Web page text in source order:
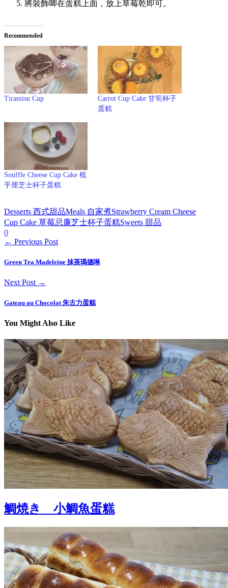
將裝飾唧在蛋糕上面，放上草莓乾即可。
Recommended
Tiramisu Cup
Carrot Cup Cake 甘筍杯子
蛋糕
Souffle Cheese Cup Cake 梳
乎厘芝士杯子蛋糕
Desserts 西式甜品Meals 自家煮Strawberry Cream Cheese
Cup Cake 草莓忌廉芝士杯子蛋糕Sweets 甜品
0
← Previous Post
Green Tea Madeleine 抹茶瑪德琳
Next Post →
Gateau au Chocolat 朱古力蛋糕
You Might Also Like
鯛焼き 小鯛魚蛋糕